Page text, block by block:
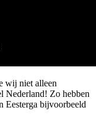
wij niet alleen
Nederland! Zo hebben
Eesterga bijvoorbeeld